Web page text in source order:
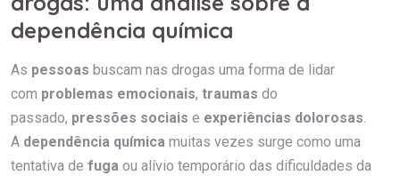
dependência química
As pessoas buscam nas drogas uma forma de lidar
com problemas emocionais, traumas do
passado, pressões sociais e experiências dolorosas.
A dependência química muitas vezes surge como uma
tentativa de fuga ou alívio temporário das dificuldades da